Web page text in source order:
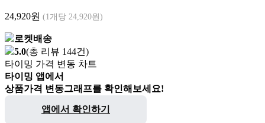
24,920원 (1개당 24,920원)
로켓배송
5.0(총 리뷰 144건)
타이밍 가격 변동 차트
타이밍 앱에서
상품가격 변동그래프를 확인해보세요!
앱에서 확인하기